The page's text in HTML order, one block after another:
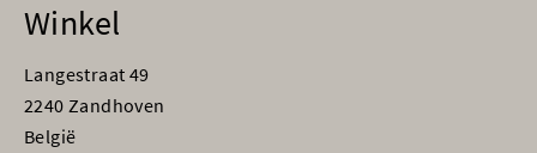
Winkel
Langestraat 49
2240 Zandhoven
België